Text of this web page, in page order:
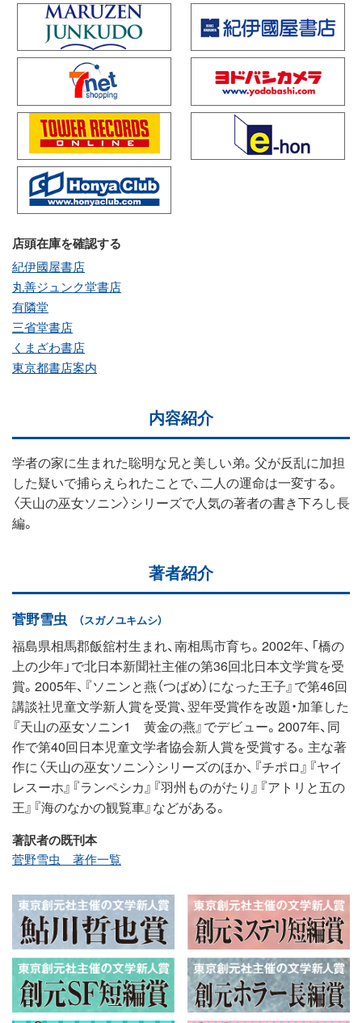
店頭在庫を確認する
紀伊國屋書店
丸善ジュンク堂書店
有隣堂
三省堂書店
くまざわ書店
東京都書店案内
内容紹介
学者の家に生まれた聡明な兄と美しい弟。父が反乱に加担
した疑いで捕らえられたことで、二人の運命は一変する。
〈天山の巫女ソニン〉シリーズで人気の著者の書き下ろし長
編。
著者紹介
菅野雪虫 （スガノユキムシ）
福島県相馬郡飯舘村生まれ、南相馬市育ち。2002年、「橋の
上の少年」で北日本新聞社主催の第36回北日本文学賞を受
賞。2005年、『ソニンと燕（つばめ）になった王子』で第46回
講談社児童文学新人賞を受賞、翌年受賞作を改題・加筆した
『天山の巫女ソニン1 黄金の燕』でデビュー。2007年、同
作で第40回日本児童文学者協会新人賞を受賞する。主な著
作に〈天山の巫女ソニン〉シリーズのほか、『チポロ』『ヤイ
レスーホ』『ランペシカ』『羽州ものがたり』『アトリと五の
王』『海のなかの観覧車』などがある。
著訳者の既刊本
菅野雪虫 著作一覧